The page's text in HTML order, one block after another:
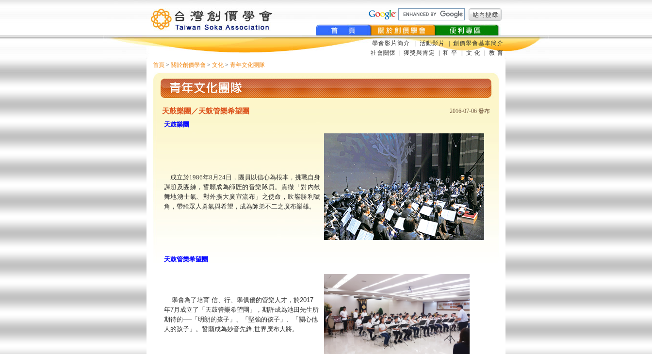
學會影片簡介 | 活動影片 | 創價學會基本簡介
社會關懷
獲獎與肯定 和 平 文 化
教 育
首頁> 關於創價學會 > 文化> 青年文化團隊
天鼓樂團／天鼓管樂希望團 2016-07-06 發布
天鼓樂團
成立於1986年8月24日，團員以信心為根本，挑戰自身
課題及團練，誓願成為師匠的音樂隊員。貫徹「對內鼓
舞地湧士氣、對外擴大廣宣流布」之使命，吹響勝利號
角，帶給眾人勇氣與希望，成為師弟不二之廣布樂雄。
天鼓管樂希望團
學會為了培育 信、行、學俱優的管樂人才，於2017
年7月成立了「天鼓管樂希望團」， 期許成為池田先生所
期待的──「明朗的孩子」、「堅強的孩子」、
「關心他
人的孩子」。 誓願成為妙音先鋒,世界廣布大將。